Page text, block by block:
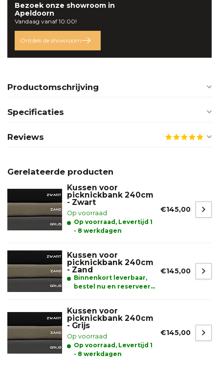
Bezoek onze showroom in
Apeldoorn
Vandaag vanaf 10:00!
Ontdek de showroom
Productomschrijving
Specificaties
Reviews
Gerelateerde producten
Kussen voor
picknickbank 240cm
- Zwart
Op voorraad
Op voorraad, Levertijd 1
- 8 werkdagen
€145,00
Kussen voor
picknickbank 240cm
- Zand
Binnenkort leverbaar,
bestel nu en reserveer
€145,00
Kussen voor
picknickbank 240cm
- Grijs
Op voorraad
Op voorraad, Levertijd 1
- 8 werkdagen
€145,00